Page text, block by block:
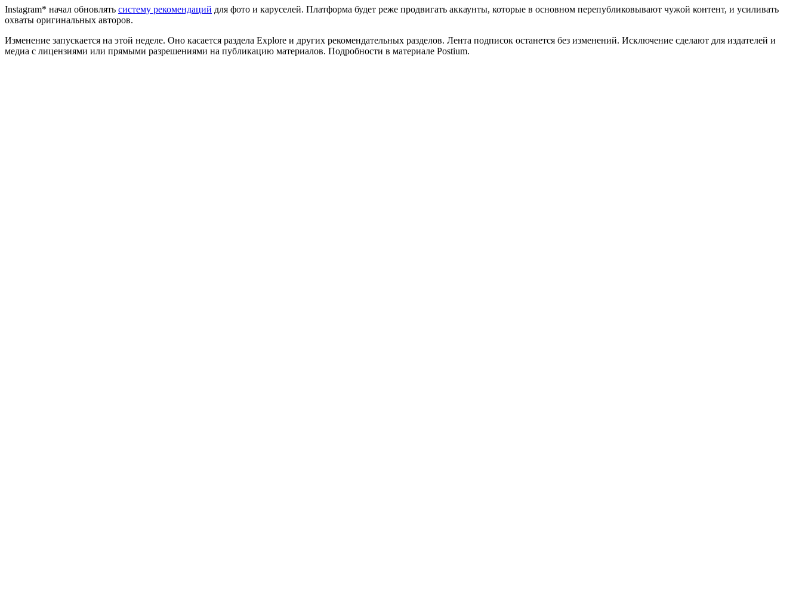
Instagram* начал обновлять систему рекомендаций для фото и каруселей. Платформа будет реже продвигать аккаунты, которые в основном перепубликовывают чужой контент, и усиливать
охваты оригинальных авторов.
Изменение запускается на этой неделе. Оно касается раздела Explore и других рекомендательных разделов. Лента подписок останется без изменений. Исключение сделают для издателей и
медиа с лицензиями или прямыми разрешениями на публикацию материалов. Подробности в материале Postium.